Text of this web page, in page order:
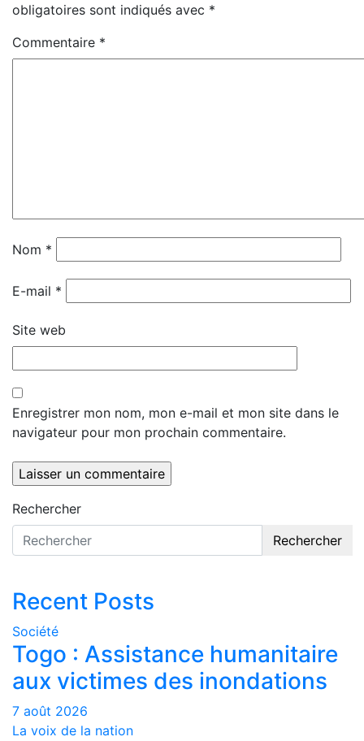
obligatoires sont indiqués avec *
Commentaire *
Nom *
E-mail *
Site web
Enregistrer mon nom, mon e-mail et mon site dans le
navigateur pour mon prochain commentaire.
Rechercher
Rechercher
Recent Posts
Société
Togo : Assistance humanitaire
aux victimes des inondations
7 août 2026
La voix de la nation